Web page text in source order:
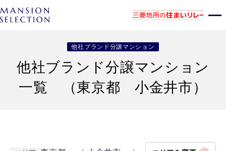
他社ブランド分譲マンション
他社ブランド分譲マンション
一覧 （東京都 小金井市）